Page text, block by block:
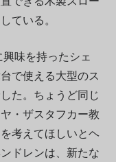
ている。
味を持ったシェ
で使える大型のス
た。ちょうど同じ
・ザスタフカー教
考えてほしいとヘ
ドレンは、新たな